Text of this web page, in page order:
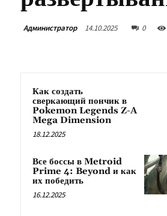
Администратор 14.10.2025 0
Как создать
сверкающий пончик в
Pokemon Legends Z-A
Mega Dimension
18.12.2025
Все боссы в Metroid
Prime 4: Beyond и как
их победить
16.12.2025